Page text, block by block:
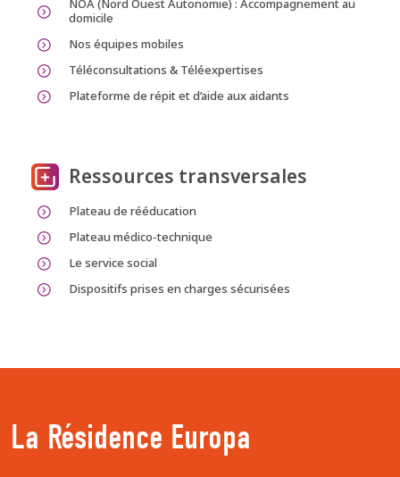
NOA (Nord Ouest Autonomie) : Accompagnement au
domicile
Nos équipes mobiles
Téléconsultations & Téléexpertises
Plateforme de répit et d’aide aux aidants
Ressources transversales
Plateau de rééducation
Plateau médico-technique
Le service social
Dispositifs prises en charges sécurisées
La Résidence Europa